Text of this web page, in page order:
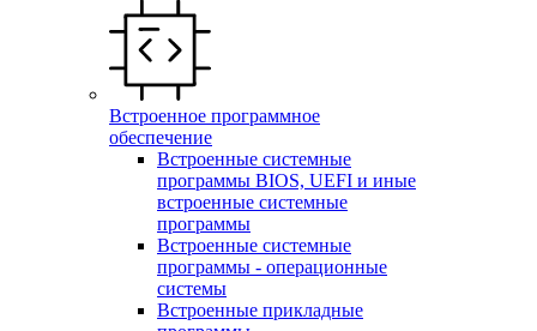
Встроенное программное
обеспечение
Встроенные системные
программы BIOS, UEFI и иные
встроенные системные
программы
Встроенные системные
программы - операционные
системы
Встроенные прикладные